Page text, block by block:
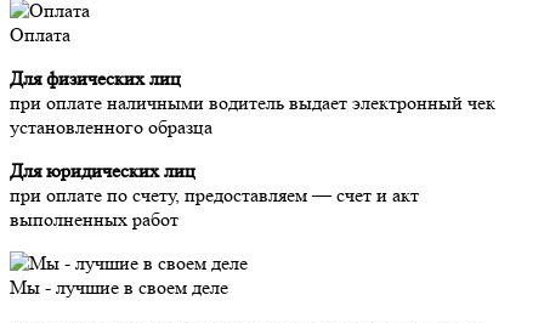
Оплата
Для физических лиц
при оплате наличными водитель выдает электронный чек
установленного образца
Для юридических лиц
при оплате по счету, предоставляем — счет и акт
выполненных работ
Мы - лучшие в своем деле